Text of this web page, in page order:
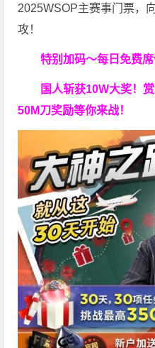
2025WSOP主赛事门票，
攻！
特别加码～每日免费
国人斩获10W大奖！
50M刀奖励等你来战！